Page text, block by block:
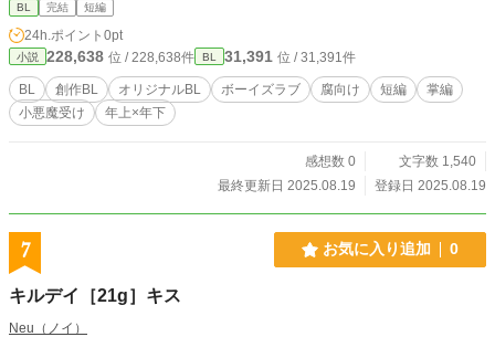
BL 完結 短編
24h.ポイント 0pt
小説 228,638 位 / 228,638件 BL 31,391 位 / 31,391件
BL 創作BL オリジナルBL ボーイズラブ 腐向け 短編
掌編
小悪魔受け
年上×年下
感想数 0
文字数 1,540
最終更新日 2025.08.19
登録日 2025.08.19
7 お気に入り追加 0
キルデイ［21g］キス
Neu（ノイ）